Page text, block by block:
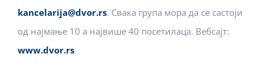
kancelarija@dvor.rs. Свака група мора да се састоји
од најмање 10 а највише 40 посетилаца. Вебсајт:
www.dvor.rs